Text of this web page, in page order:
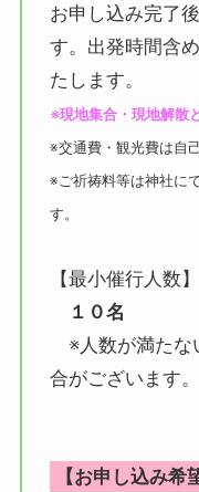
お申し込み完了
す。出発時間含
たします。
※現地集合・現地解散
※交通費・観光費は自
※ご祈祷料等は神社に
す。
【最小催行人数】
１０名
※人数が満たな
合がございます。
【お申し込み希